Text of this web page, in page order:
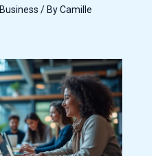
Business / ByCamille